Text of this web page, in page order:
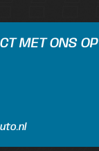
MET ONS OP